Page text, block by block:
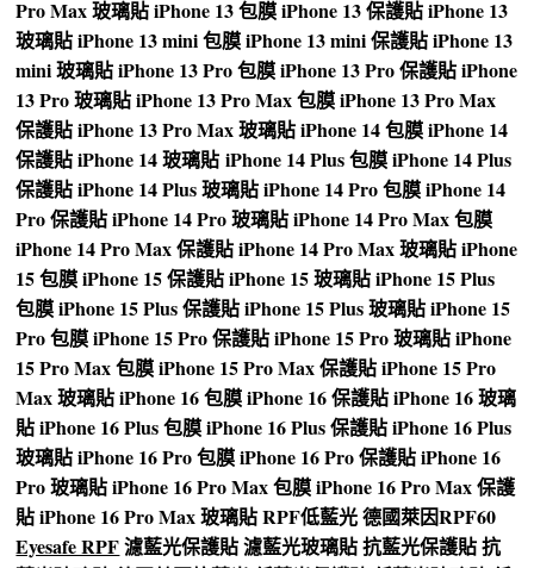
Pro Max 玻璃貼iPhone 13 包膜iPhone 13 保護貼iPhone 13
玻璃貼iPhone 13 mini 包膜iPhone 13 mini 保護貼iPhone 13
mini 玻璃貼iPhone 13 Pro 包膜iPhone 13 Pro 保護貼iPhone
13 Pro 玻璃貼iPhone 13 Pro Max 包膜iPhone 13 Pro Max
保護貼iPhone 13 Pro Max 玻璃貼iPhone 14 包膜iPhone 14
保護貼iPhone 14 玻璃貼iPhone 14 Plus 包膜iPhone 14 Plus
保護貼iPhone 14 Plus 玻璃貼iPhone 14 Pro 包膜iPhone 14
Pro 保護貼iPhone 14 Pro 玻璃貼iPhone 14 Pro Max 包膜
iPhone 14 Pro Max 保護貼iPhone 14 Pro Max 玻璃貼iPhone
15 包膜iPhone 15 保護貼iPhone 15 玻璃貼iPhone 15 Plus
包膜iPhone 15 Plus 保護貼iPhone 15 Plus 玻璃貼iPhone 15
Pro 包膜iPhone 15 Pro 保護貼iPhone 15 Pro 玻璃貼iPhone
15 Pro Max 包膜iPhone 15 Pro Max 保護貼iPhone 15 Pro
Max 玻璃貼iPhone 16 包膜iPhone 16 保護貼iPhone 16 玻璃
貼iPhone 16 Plus 包膜iPhone 16 Plus 保護貼iPhone 16 Plus
玻璃貼iPhone 16 Pro 包膜iPhone 16 Pro 保護貼iPhone 16
Pro 玻璃貼iPhone 16 Pro Max 包膜iPhone 16 Pro Max 保護
貼iPhone 16 Pro Max 玻璃貼RPF低藍光德國萊因RPF60
Eyesafe RPF濾藍光保護貼濾藍光玻璃貼抗藍光保護貼抗